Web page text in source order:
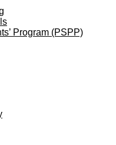
Program (PSPP)